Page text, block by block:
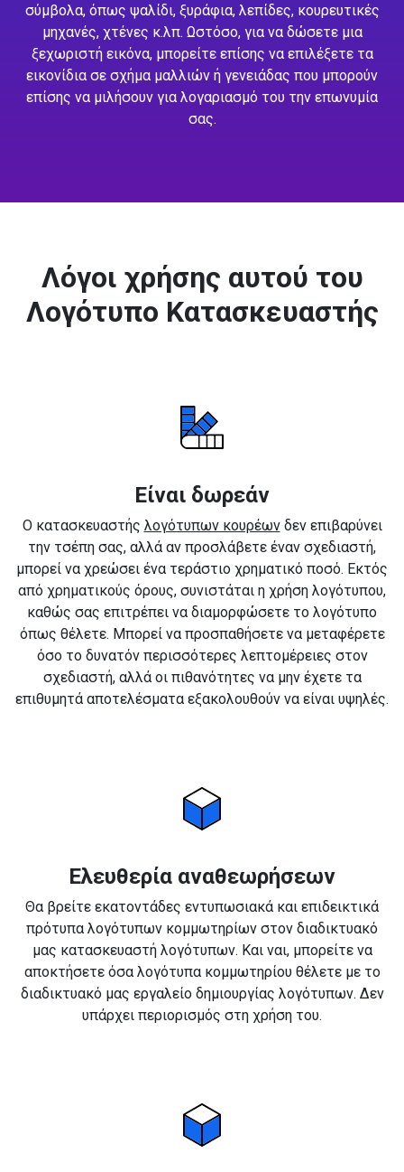
σύμβολα, όπως ψαλίδι, ξυράφια, λεπίδες, κουρευτικές
μηχανές, χτένες κ.λπ. Ωστόσο, για να δώσετε μια
ξεχωριστή εικόνα, μπορείτε επίσης να επιλέξετε τα
εικονίδια σε σχήμα μαλλιών ή γενειάδας που μπορούν
επίσης να μιλήσουν για λογαριασμό του την επωνυμία
σας.
Λόγοι χρήσης αυτού του
Λογότυπο Κατασκευαστής
Είναι δωρεάν
Ο κατασκευαστής λογότυπων κουρέωνδεν επιβαρύνει
την τσέπη σας, αλλά αν προσλάβετε έναν σχεδιαστή,
μπορεί να χρεώσει ένα τεράστιο χρηματικό ποσό. Εκτός
από χρηματικούς όρους, συνιστάται η χρήση λογότυπου,
καθώς σας επιτρέπει να διαμορφώσετε το λογότυπο
όπως θέλετε. Μπορεί να προσπαθήσετε να μεταφέρετε
όσο το δυνατόν περισσότερες λεπτομέρειες στον
σχεδιαστή, αλλά οι πιθανότητες να μην έχετε τα
επιθυμητά αποτελέσματα εξακολουθούν να είναι υψηλές.
Ελευθερία αναθεωρήσεων
Θα βρείτε εκατοντάδες εντυπωσιακά και επιδεικτικά
πρότυπα λογότυπων κομμωτηρίων στον διαδικτυακό
μας κατασκευαστή λογότυπων. Και ναι, μπορείτε να
αποκτήσετε όσα λογότυπα κομμωτηρίου θέλετε με το
διαδικτυακό μας εργαλείο δημιουργίας λογότυπων. Δεν
υπάρχει περιορισμός στη χρήση του.